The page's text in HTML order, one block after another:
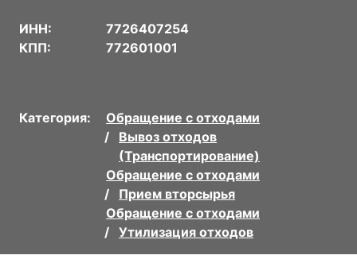
ИНН:
7726407254
КПП:
772601001
Категория:
Обращение с отходами
Вывоз отходов
(Транспортирование)
Обращение с отходами
Прием вторсырья
Обращение с отходами
Утилизация отходов